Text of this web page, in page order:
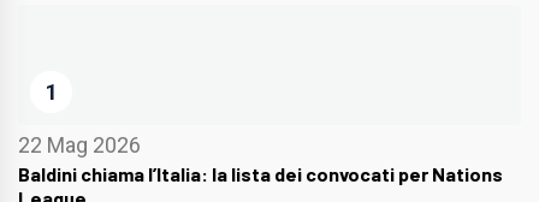
1
22 Mag 2026
Baldini chiama l’Italia: la lista dei convocati per Nations
League